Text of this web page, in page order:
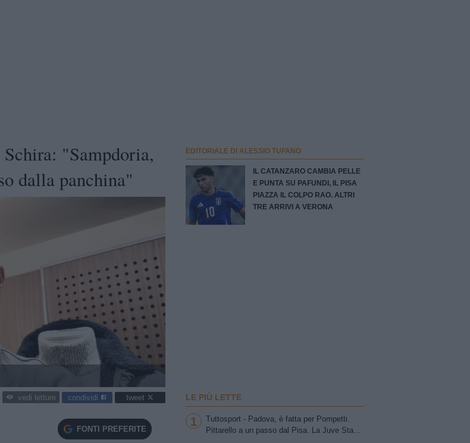
"Sampdoria,
dalla panchina"
vedi letture condividi tweet
FONTI PREFERITE
EDITORIALE DI ALESSIO TUFANO
IL CATANZARO CAMBIA PELLE
E PUNTA SU PAFUNDI, IL PISA
PIAZZA IL COLPO RAO. ALTRI
TRE ARRIVI A VERONA
LE PIÙ LETTE
1
Tuttosport - Padova, è fatta per Pompetti.
Pittarello a un passo dal Pisa. La Juve Stabia